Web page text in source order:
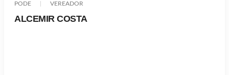
PODE VEREADOR
ALCEMIR COSTA